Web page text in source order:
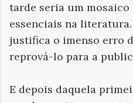
tarde seria um
essenciais na
justifica o imenso erro
reprová-lo para a
E depois daquela